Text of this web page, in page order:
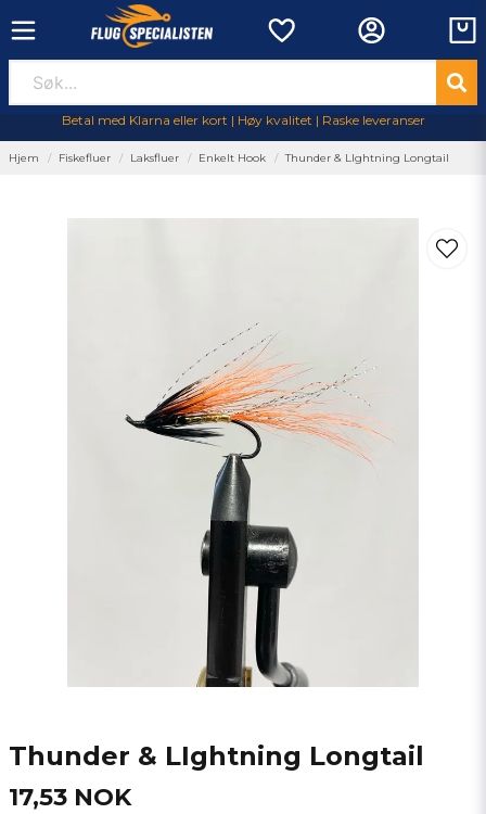
Betal med Klarna eller kort | Høy kvalitet | Raske leveranser
Hjem Fiskefluer Laksfluer Enkelt Hook Thunder & LIghtning Longtail
Thunder & LIghtning Longtail
17,53 NOK